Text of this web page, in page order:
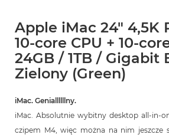
Apple iMac 24" 4,5K
10-core CPU + 10-
24GB / 1TB / Gigabit
Zielony (Green)
iMac. Geniallllllny.
iMac. Absolutnie wybitny desktop
czipem M4, więc można na nim jeszcze